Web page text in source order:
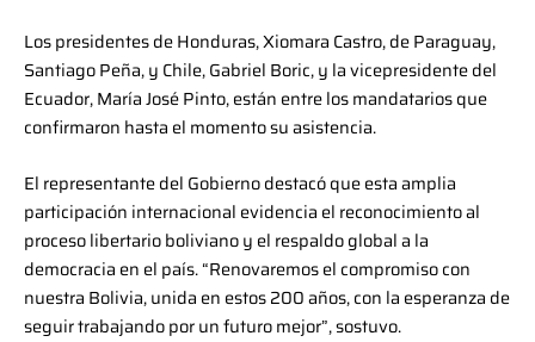
Los presidentes de Honduras, Xiomara Castro, de Paraguay,
Santiago Peña, y Chile, Gabriel Boric, y la vicepresidente del
Ecuador, María José Pinto, están entre los mandatarios que
confirmaron hasta el momento su asistencia.
El representante del Gobierno destacó que esta amplia
participación internacional evidencia el reconocimiento al
proceso libertario boliviano y el respaldo global a la
democracia en el país. “Renovaremos el compromiso con
nuestra Bolivia, unida en estos 200 años, con la esperanza de
seguir trabajando por un futuro mejor”, sostuvo.